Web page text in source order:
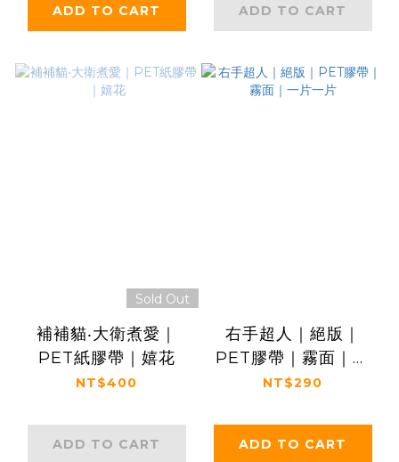
ADD TO CART ADD TO CART
Sold Out
補補貓‧大衛煮愛｜
PET紙膠帶｜嬉花
NT$400
ADD TO CART
右手超人｜絕版｜
PET膠帶｜霧面｜一
片一片
NT$290
ADD TO CART